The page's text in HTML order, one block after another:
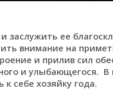
заслужить ее
внимание на
и прилив сил
и улыбающегося.
себе хозяйку года.